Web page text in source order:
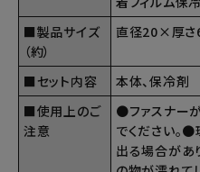
■製品サイズ
（約）
直径20×厚さ
■セット内容
本体、保冷剤
■使用上のご
注意
●ファスナー
でください。
出る場合があ